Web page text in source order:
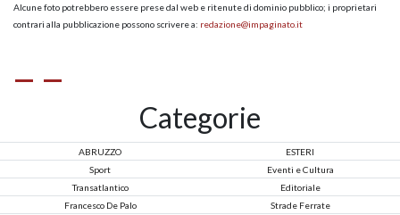
Alcune foto potrebbero essere prese dal web e ritenute di dominio pubblico; i proprietari
contrari alla pubblicazione possono scrivere a: redazione@impaginato.it
Categorie
ABRUZZO
ESTERI
Sport
Eventi e Cultura
Transatlantico
Editoriale
Francesco De Palo
Strade Ferrate